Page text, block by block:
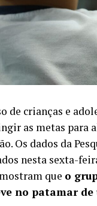
de crianças e
as metas para
Os dados da
nesta sexta-
que o
no patamar de